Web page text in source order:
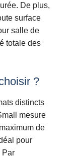
De plus,
surface
salle de
totale des
?
distincts
mesure
de
pour
Par